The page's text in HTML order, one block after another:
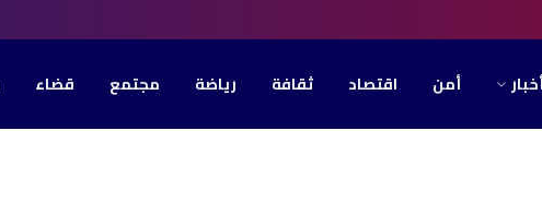
أخبار أمن اقتصاد ثقافة رياضة مجتمع قضاء